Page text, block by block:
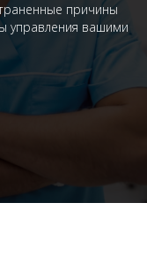
причины
управления вашими